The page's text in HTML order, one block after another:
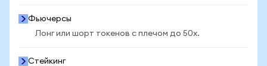
Фьючерсы
Лонг или шорт токенов с плечом до 50x.
Стейкинг